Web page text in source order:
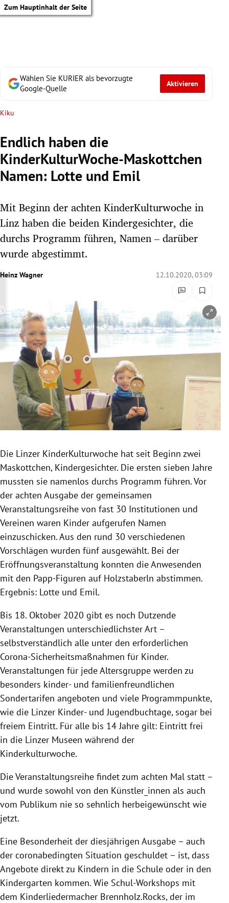
Zum Hauptinhalt der Seite
Untermenü
Untermenü
Untermenü
Untermenü
Untermenü
Untermenü
Untermenü
Wählen Sie KURIER als bevorzugte
Google-Quelle
Aktivieren
Kiku
Endlich haben die
KinderKulturWoche-Maskottchen
Namen: Lotte und Emil
Mit Beginn der achten KinderKulturwoche in
Linz haben die beiden Kindergesichter, die
durchs Programm führen, Namen – darüber
wurde abgestimmt.
Heinz Wagner 12.10.2020, 03:09
Copyright-Hinweis öffnen/schließen
Die Linzer KinderKulturwoche hat seit Beginn zwei
Maskottchen, Kindergesichter. Die ersten sieben Jahre
mussten sie namenlos durchs Programm führen. Vor
der achten Ausgabe der gemeinsamen
Veranstaltungsreihe von fast 30 Institutionen und
Vereinen waren Kinder aufgerufen Namen
einzuschicken. Aus den rund 30 verschiedenen
Vorschlägen wurden fünf ausgewählt. Bei der
Eröffnungsveranstaltung konnten die Anwesenden
mit den Papp-Figuren auf Holzstaberln abstimmen.
Ergebnis: Lotte und Emil.
Bis 18. Oktober 2020 gibt es noch Dutzende
Veranstaltungen unterschiedlichster Art –
selbstverständlich alle unter den erforderlichen
Corona-Sicherheitsmaßnahmen für Kinder.
Veranstaltungen für jede Altersgruppe werden zu
besonders kinder- und familienfreundlichen
Sondertarifen angeboten und viele Programmpunkte,
wie die Linzer Kinder- und Jugendbuchtage, sogar bei
freiem Eintritt. Für alle bis 14 Jahre gilt: Eintritt frei
in die Linzer Museen während der
Kinderkulturwoche.
Die Veranstaltungsreihe findet zum achten Mal statt –
und wurde sowohl von den Künstler_innen als auch
vom Publikum nie so sehnlich herbeigewünscht wie
jetzt.
Eine Besonderheit der diesjährigen Ausgabe – auch
der coronabedingten Situation geschuldet – ist, dass
Angebote direkt zu Kindern in die Schule oder in den
Kindergarten kommen. Wie Schul-Workshops mit
dem Kinderliedermacher Brennholz.Rocks, der im